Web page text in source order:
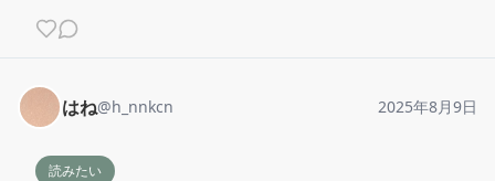
はね@h_nnkcn 2025年8月9日
読みたい